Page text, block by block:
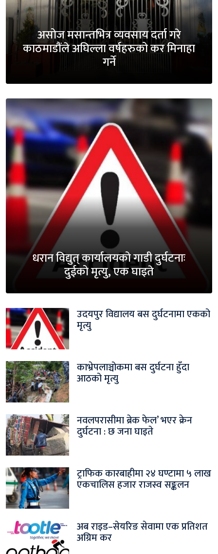
असोज मसान्तभित्र व्यवसाय दर्ता गरे
काठमाडौंले अघिल्ला वर्षहरुको कर मिनाहा
गर्ने
धरान विद्युत् कार्यालयको गाडी दुर्घटनाः
दुईको मृत्यु, एक घाइते
उदयपुर विद्यालय बस दुर्घटनामा एकको
मृत्यु
काभ्रेपलाञ्चोकमा बस दुर्घटना हुँदा
आठको मृत्यु
नवलपरासीमा ब्रेक फेल’ भएर क्रेन
दुर्घटना : छ जना घाइते
ट्राफिक कारबाहीमा २४ घण्टामा ५ लाख
एकचालिस हजार राजस्व सङ्कलन
अब राइड–सेयरिङ सेवामा एक प्रतिशत
अग्रिम कर